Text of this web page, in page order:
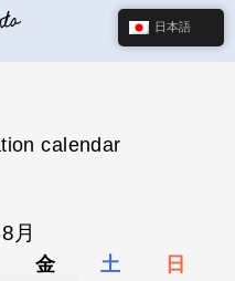
calendar
月
金 土 日
日本語